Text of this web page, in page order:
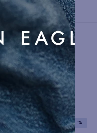
SAVE 60 %